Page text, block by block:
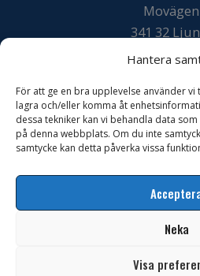
Hantera
För att ge en bra upplevelse använder
lagra och/eller komma åt
dessa tekniker kan vi behandla data
på denna webbplats. Om du inte
samtycke kan detta påverka vissa
Neka
Visa
341 32
302 50
Växel: 0370 –
Copyright © 2026